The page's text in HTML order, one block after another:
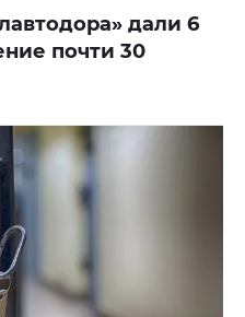
дали 6
почти 30